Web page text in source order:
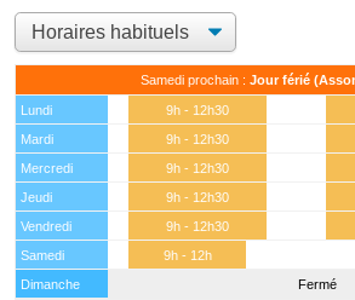
Samedi prochain : Jour férié
Lundi 9h - 12h30
Mardi
9h - 12h30
Mercredi
9h - 12h30
Jeudi
9h - 12h30
Vendredi
9h - 12h30
Samedi
9h - 12h
Dimanche
Fermé